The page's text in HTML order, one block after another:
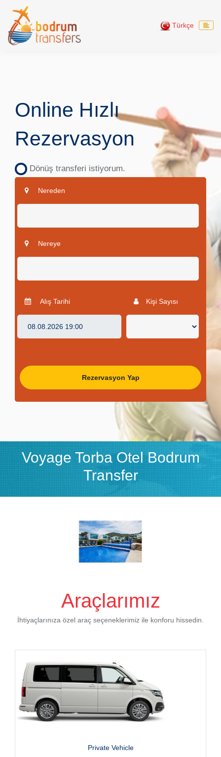
Türkçe
Online Hızlı
Rezervasyon
Dönüş transferi istiyorum.
Nereden
Nereye
Alış Tarihi Kişi Sayısı
Rezervasyon Yap
Voyage Torba Otel Bodrum
Transfer
Araçlarımız
İhtiyaçlarınıza özel araç seçeneklerimiz ile konforu hissedin.
Private Vehicle